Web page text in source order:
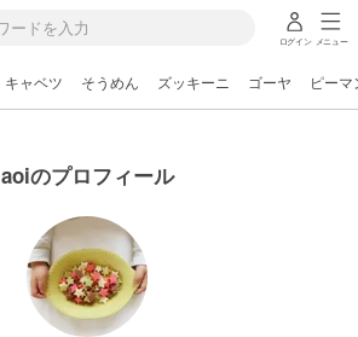
ログイン メニュー
キャベツ そうめん ズッキーニ ゴーヤ ピーマ
aoiのプロフィール